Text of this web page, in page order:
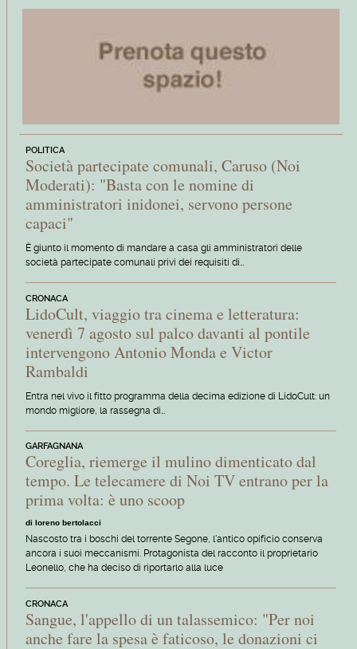
POLITICA
Società partecipate comunali, Caruso (Noi
Moderati): "Basta con le nomine di
amministratori inidonei, servono persone
capaci"
È giunto il momento di mandare a casa gli amministratori delle
società partecipate comunali privi dei requisiti di…
CRONACA
LidoCult, viaggio tra cinema e letteratura:
venerdì 7 agosto sul palco davanti al pontile
intervengono Antonio Monda e Victor
Rambaldi
Entra nel vivo il fitto programma della decima edizione di LidoCult: un
mondo migliore, la rassegna di…
GARFAGNANA
Coreglia, riemerge il mulino dimenticato dal
tempo. Le telecamere di Noi TV entrano per la
prima volta: è uno scoop
di loreno bertolacci
Nascosto tra i boschi del torrente Segone, l'antico opificio conserva
ancora i suoi meccanismi. Protagonista del racconto il proprietario
Leonello, che ha deciso di riportarlo alla luce
CRONACA
Sangue, l'appello di un talassemico: "Per noi
anche fare la spesa è faticoso, le donazioni ci